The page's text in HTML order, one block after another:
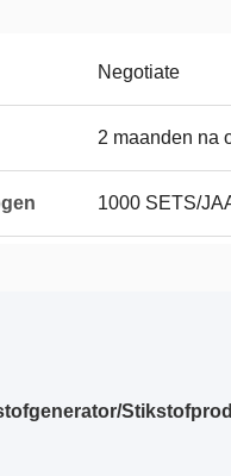
Negotiate
2 maanden na
1000 SETS/